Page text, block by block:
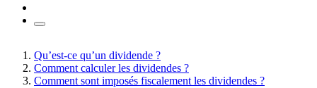
Qu’est-ce qu’un dividende ?
Comment calculer les dividendes ?
Comment sont imposés fiscalement les dividendes ?